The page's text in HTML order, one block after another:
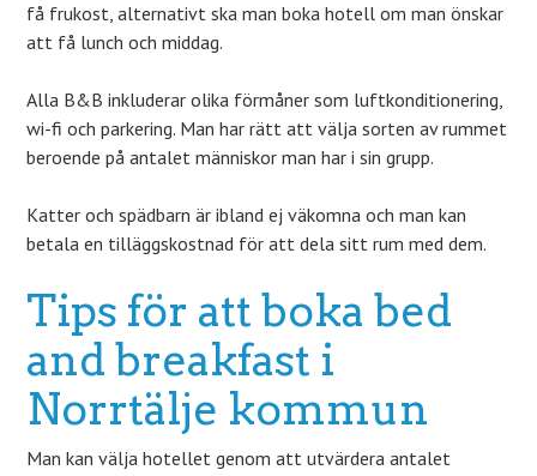
få frukost, alternativt ska man boka hotell om man önskar
att få lunch och middag.
Alla B&B inkluderar olika förmåner som luftkonditionering,
wi-fi och parkering. Man har rätt att välja sorten av rummet
beroende på antalet människor man har i sin grupp.
Katter och spädbarn är ibland ej väkomna och man kan
betala en tilläggskostnad för att dela sitt rum med dem.
Tips för att boka bed
and breakfast i
Norrtälje kommun
Man kan välja hotellet genom att utvärdera antalet